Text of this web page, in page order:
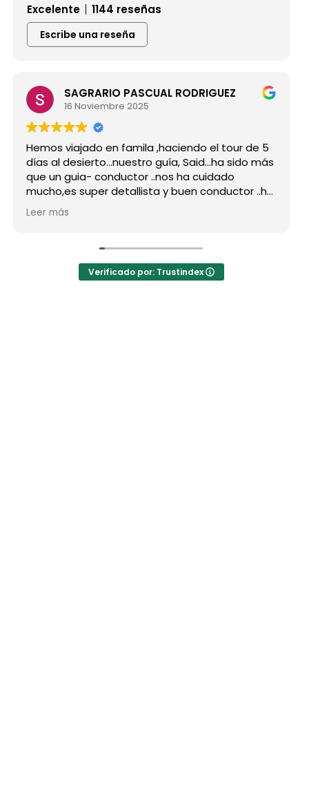
Excelente
1144 reseñas
Escribe una reseña
SAGRARIO PASCUAL RODRIGUEZ
16 Noviembre 2025
Hemos viajado en famila ,haciendo el tour de 5
días al desierto...nuestro guía, Said...ha sido más
que un guia- conductor ..nos ha cuidado
mucho,es super detallista y buen conductor ..ha
estado atento a todas nuestras peticiones y
nos ha enseñado muchos lugares
persona..Gracias Said.
En cuanto a la agencia,..súper agradecida a Mila
Leer más
Verificado por: Trustindex